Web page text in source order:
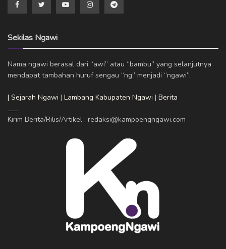
Sekilas Ngawi
Nama ngawi berasal dari “awi” atau “bambu” yang selanjutnya
mendapat tambahan huruf sengau “ng” menjadi “ngawi”.
| Sejarah Ngawi | Lambang Kabupaten Ngawi | Berita
Kirim Berita/Rilis/Artikel : redaksi@kampoengngawi.com